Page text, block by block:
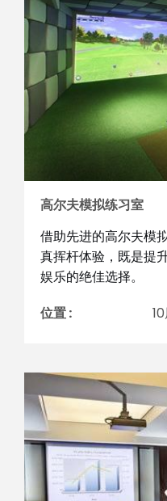
高尔夫模拟练习室
借助先进的高尔夫模
真挥杆体验，既是提
娱乐的绝佳选择。
位置 :